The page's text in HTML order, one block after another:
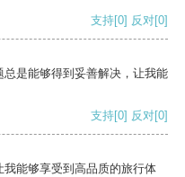
支持[0] 反对[0]
是能够得到妥善解决，让我能
支持[0] 反对[0]
能够享受到高品质的旅行体